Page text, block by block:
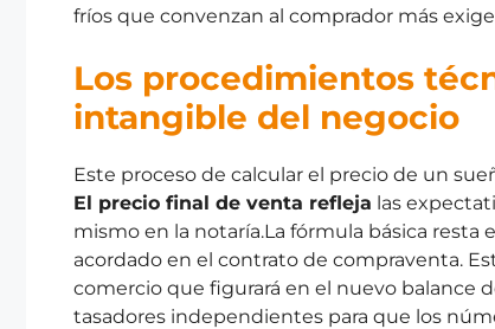
fríos que convenzan al comprador más
Los procedimientos
intangible del negocio
Este proceso de calcular el precio de un
El precio final de venta refleja las
mismo en la notaría.La fórmula básica resta
acordado en el contrato de compraventa.
comercio que figurará en el nuevo balance
tasadores independientes para que los